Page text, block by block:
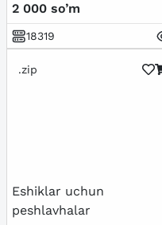
2 000 so’m
18319
.zip
Eshiklar uchun
peshlavhalar